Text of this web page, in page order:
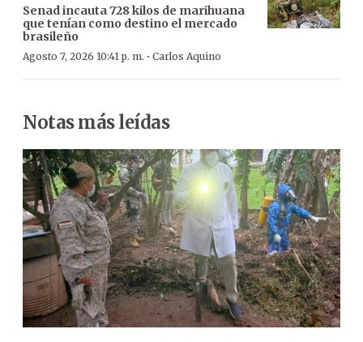
Senad incauta 728 kilos de marihuana
que tenían como destino el mercado
brasileño
Agosto 7, 2026 10:41 p. m. · Carlos Aquino
Notas más leídas